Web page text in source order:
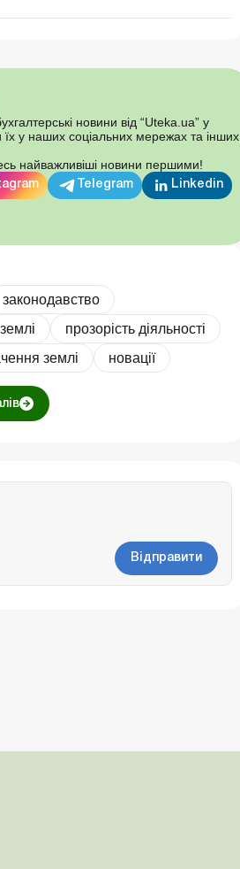
новини від “Uteka.ua” у
їх у наших соціальних мережах та інших
найважливіші новини першими!
Telegram Linkedin
законодавство
прозорість діяльності
землі новації
Відправити